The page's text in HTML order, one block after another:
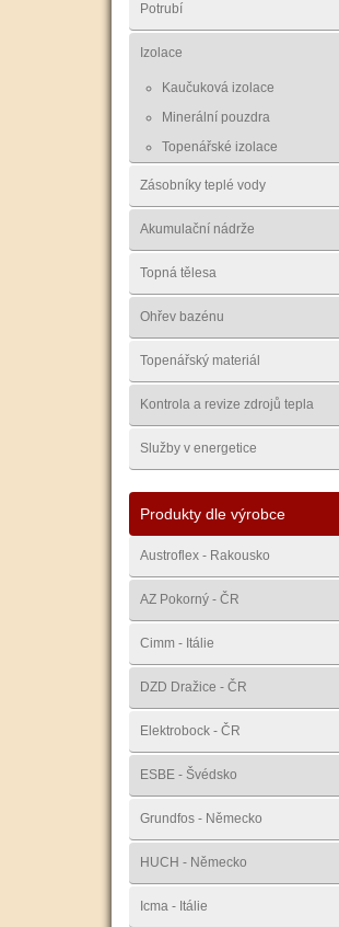
Potrubí
Izolace
Kaučuková izolace
Minerální pouzdra
Topenářské izolace
Zásobníky teplé vody
Akumulační nádrže
Topná tělesa
Ohřev bazénu
Topenářský materiál
Kontrola a revize zdrojů tepla
Služby v energetice
Produkty dle výrobce
Austroflex - Rakousko
AZ Pokorný - ČR
Cimm - Itálie
DZD Dražice - ČR
Elektrobock - ČR
ESBE - Švédsko
Grundfos - Německo
HUCH - Německo
Icma - Itálie